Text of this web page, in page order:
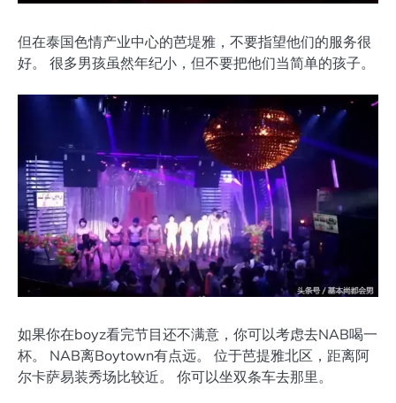
但在泰国色情产业中心的芭堤雅，不要指望他们的服务很
好。 很多男孩虽然年纪小，但不要把他们当简单的孩子。
如果你在boyz看完节目还不满意，你可以考虑去NAB喝一
杯。 NAB离Boytown有点远。 位于芭提雅北区，距离阿
尔卡萨易装秀场比较近。 你可以坐双条车去那里。